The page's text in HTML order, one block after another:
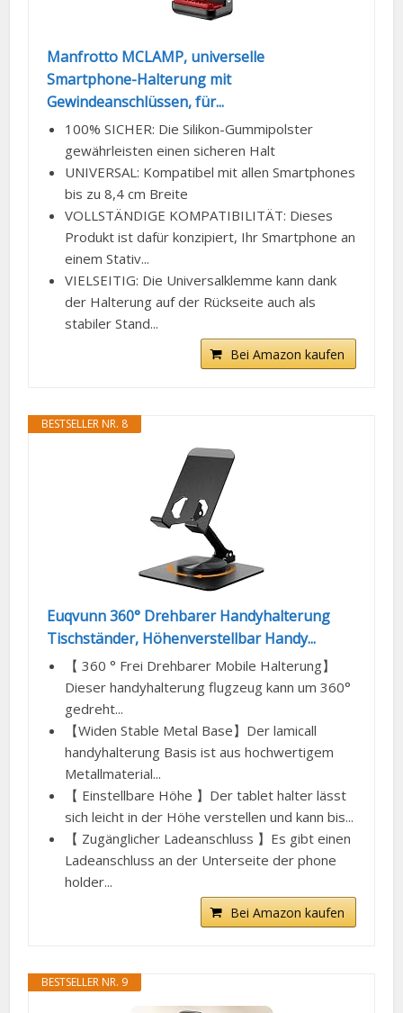
Manfrotto MCLAMP, universelle
Smartphone-Halterung mit
Gewindeanschlüssen, für...
100% SICHER: Die Silikon-Gummipolster
gewährleisten einen sicheren Halt
UNIVERSAL: Kompatibel mit allen Smartphones
bis zu 8,4 cm Breite
VOLLSTÄNDIGE KOMPATIBILITÄT: Dieses
Produkt ist dafür konzipiert, Ihr Smartphone an
einem Stativ...
VIELSEITIG: Die Universalklemme kann dank
der Halterung auf der Rückseite auch als
stabiler Stand...
Bei Amazon kaufen
BESTSELLER NR. 8
Euqvunn 360° Drehbarer Handyhalterung
Tischständer, Höhenverstellbar Handy...
【 360 ° Frei Drehbarer Mobile Halterung】
Dieser handyhalterung flugzeug kann um 360°
gedreht...
【Widen Stable Metal Base】Der lamicall
handyhalterung Basis ist aus hochwertigem
Metallmaterial...
【 Einstellbare Höhe 】Der tablet halter lässt
sich leicht in der Höhe verstellen und kann bis...
【 Zugänglicher Ladeanschluss 】Es gibt einen
Ladeanschluss an der Unterseite der phone
holder...
Bei Amazon kaufen
BESTSELLER NR. 9